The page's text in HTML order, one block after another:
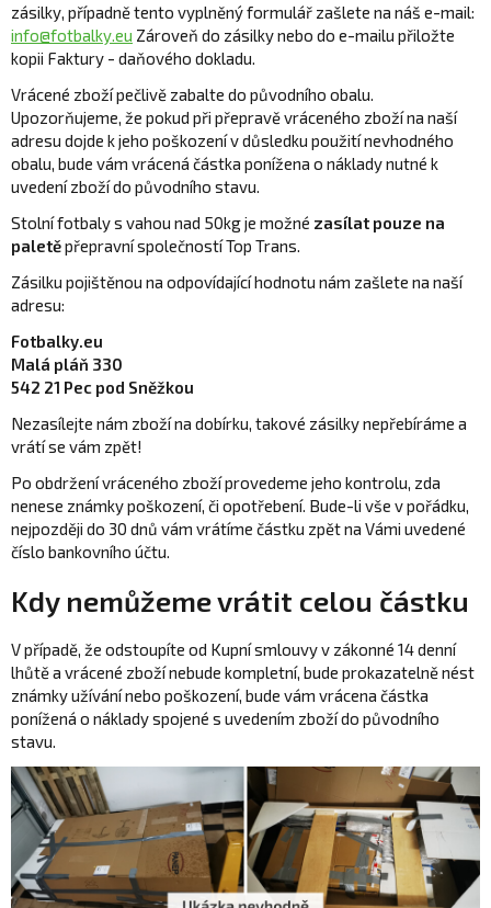
zásilky, případně tento vyplněný formulář zašlete na náš e-mail:
info@fotbalky.eu Zároveň do zásilky nebo do e-mailu přiložte
kopii Faktury - daňového dokladu.
Vrácené zboží pečlivě zabalte do původního obalu.
Upozorňujeme, že pokud při přepravě vráceného zboží na naší
adresu dojde k jeho poškození v důsledku použití nevhodného
obalu, bude vám vrácená částka ponížena o náklady nutné k
uvedení zboží do původního stavu.
Stolní fotbaly s vahou nad 50kg je možné zasílat pouze na
paletěpřepravní společností Top Trans.
Zásilku pojištěnou na odpovídající hodnotu nám zašlete na naší
adresu:
Fotbalky.eu
Malá pláň 330
542 21 Pec pod Sněžkou
Nezasílejte nám zboží na dobírku, takové zásilky nepřebíráme a
vrátí se vám zpět!
Po obdržení vráceného zboží provedeme jeho kontrolu, zda
nenese známky poškození, či opotřebení. Bude-li vše v pořádku,
nejpozději do 30 dnů vám vrátíme částku zpět na Vámi uvedené
číslo bankovního účtu.
Kdy nemůžeme vrátit celou částku
V případě, že odstoupíte od Kupní smlouvy v zákonné 14 denní
lhůtě a vrácené zboží nebude kompletní, bude prokazatelně nést
známky užívání nebo poškození, bude vám vrácena částka
ponížená o náklady spojené s uvedením zboží do původního
stavu.